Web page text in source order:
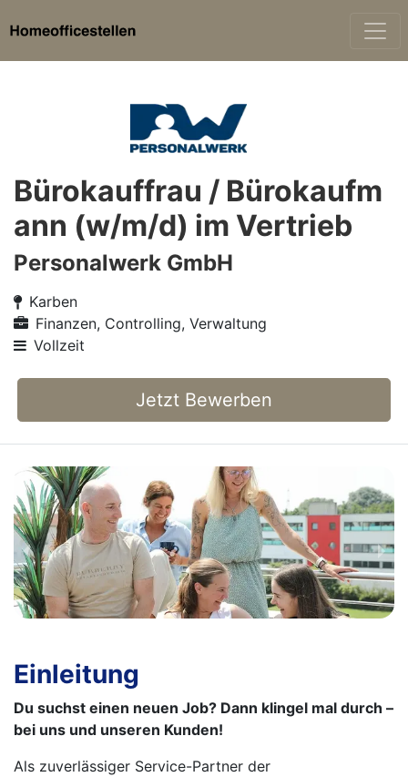
Bürokauffrau / Bürokaufm
ann (w/m/d) im Vertrieb
Personalwerk GmbH
Karben
Finanzen, Controlling, Verwaltung
Vollzeit
Jetzt Bewerben
Einleitung
Du suchst einen neuen Job? Dann klingel mal durch –
bei uns und unseren Kunden!
Als zuverlässiger Service-Partner der